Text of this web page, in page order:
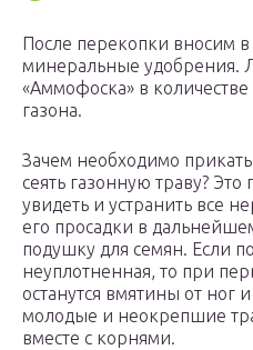
После перекопки вносим
минеральные удобрения.
«Аммофоска» в количестве
газона.
Зачем необходимо
сеять газонную траву?
увидеть и устранить все
его просадки в
подушку для семян. Если
неуплотненная, то при
останутся вмятины от ног
молодые и неокрепшие
вместе с корнями.